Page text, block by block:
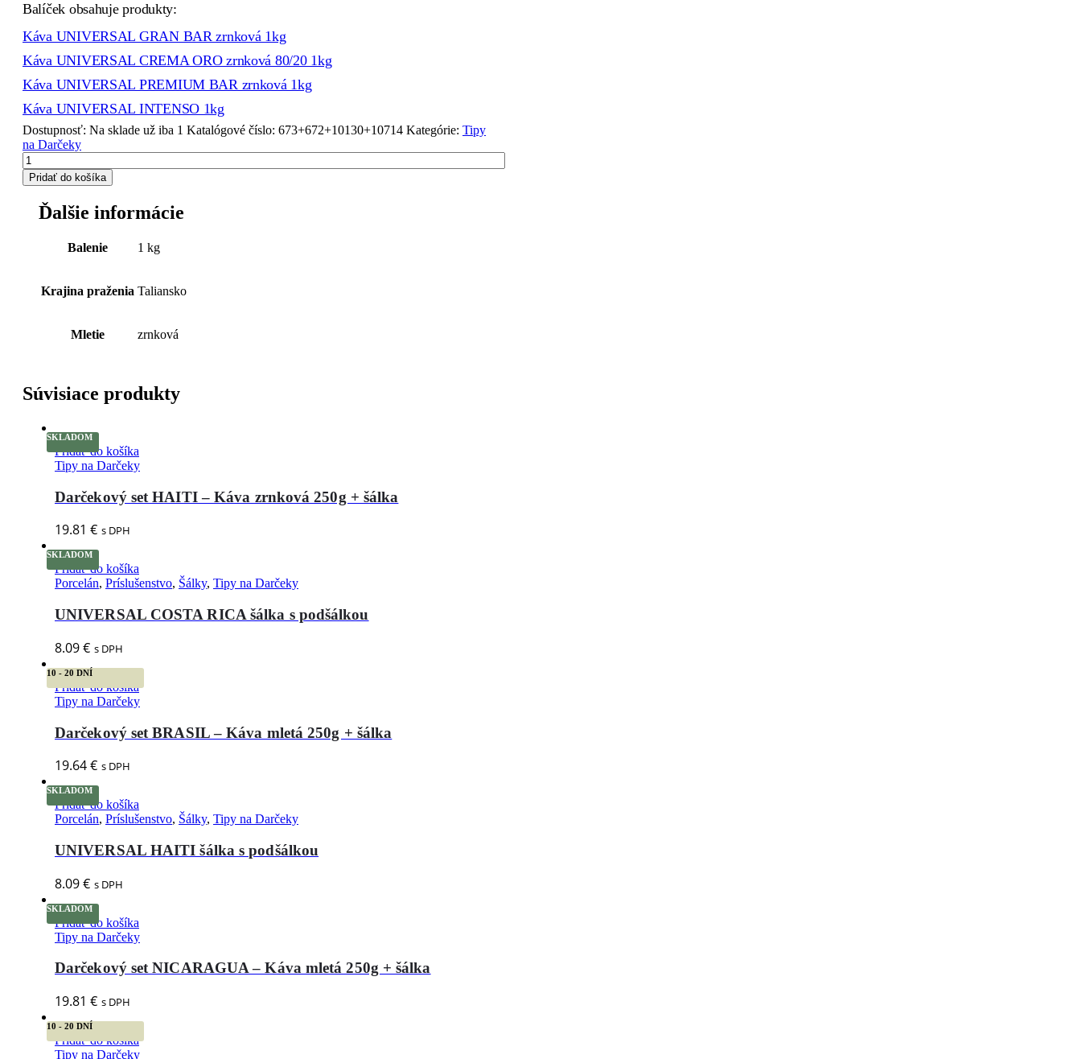
Balíček obsahuje produkty:
Káva UNIVERSAL GRAN BAR zrnková 1kg
Káva UNIVERSAL CREMA ORO zrnková 80/20 1kg
Káva UNIVERSAL PREMIUM BAR zrnková 1kg
Káva UNIVERSAL INTENSO 1kg
Dostupnosť: Na sklade už iba 1 Katalógové číslo: 673+672+10130+10714 Kategórie: Tipy
na Darčeky
Pridať do košíka
Ďalšie informácie
Balenie 1 kg
Krajina praženia Taliansko
Mletie zrnková
Súvisiace produkty
SKLADOM
Pridať do košíka
Tipy na Darčeky
Darčekový set HAITI – Káva zrnková 250g + šálka
19.81€ s DPH
SKLADOM
Pridať do košíka
Porcelán, Príslušenstvo, Šálky, Tipy na Darčeky
UNIVERSAL COSTA RICA šálka s podšálkou
8.09€ s DPH
10 - 20 DNÍ
Pridať do košíka
Tipy na Darčeky
Darčekový set BRASIL – Káva mletá 250g + šálka
19.64€ s DPH
SKLADOM
Pridať do košíka
Porcelán, Príslušenstvo, Šálky, Tipy na Darčeky
UNIVERSAL HAITI šálka s podšálkou
8.09€ s DPH
SKLADOM
Pridať do košíka
Tipy na Darčeky
Darčekový set NICARAGUA – Káva mletá 250g + šálka
19.81€ s DPH
10 - 20 DNÍ
Pridať do košíka
Tipy na Darčeky